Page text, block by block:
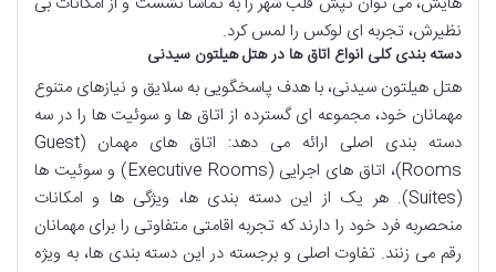
نظیرش، تجربه ای لوکس را لمس کرد.
دسته بندی کلی انواع اتاق ها در هتل هیلتون سیدنی
هتل هیلتون سیدنی، با هدف پاسخگویی به سلایق و نیازهای متنوع
مهمانان خود، مجموعه ای گسترده از اتاق ها و سوئیت ها را در سه
دسته بندی اصلی ارائه می دهد: اتاق های مهمان (Guest
Rooms)، اتاق های اجرایی (Executive Rooms) و سوئیت ها
(Suites). هر یک از این دسته بندی ها، ویژگی ها و امکانات
منحصربه فرد خود را دارند که تجربه اقامتی متفاوتی را برای مهمانان
رقم می زنند. تفاوت اصلی و برجسته در این دسته بندی ها، به ویژه